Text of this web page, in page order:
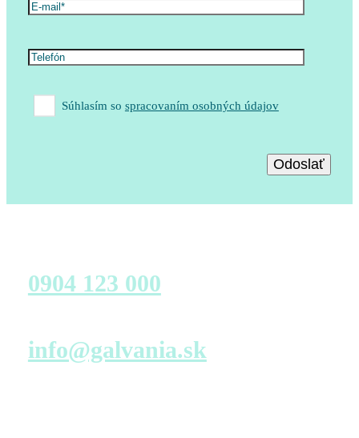
Súhlasím so spracovaním osobných údajov
0904 123 000
info@galvania.sk